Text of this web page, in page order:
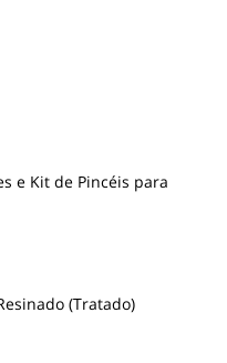
e Kit de Pincéis para
(Tratado)